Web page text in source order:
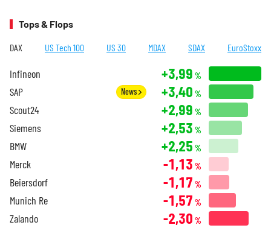
Tops & Flops
DAX US Tech 100 US 30 MDAX SDAX EuroStoxx
Infineon +3,99 %
SAP News +3,40 %
Scout24 +2,99 %
Siemens +2,53 %
BMW +2,25 %
Merck -1,13 %
Beiersdorf -1,17 %
Munich Re -1,57 %
Zalando -2,30 %